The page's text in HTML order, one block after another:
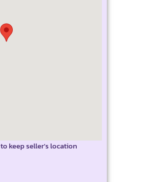
keep seller’s location